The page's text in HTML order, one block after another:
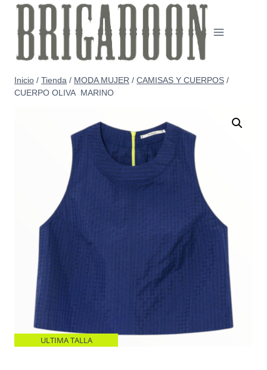
Saltar
contenido
Inicio / Tienda / MODA MUJER / CAMISAS Y CUERPOS /
CUERPO OLIVA MARINO
ULTIMA TALLA